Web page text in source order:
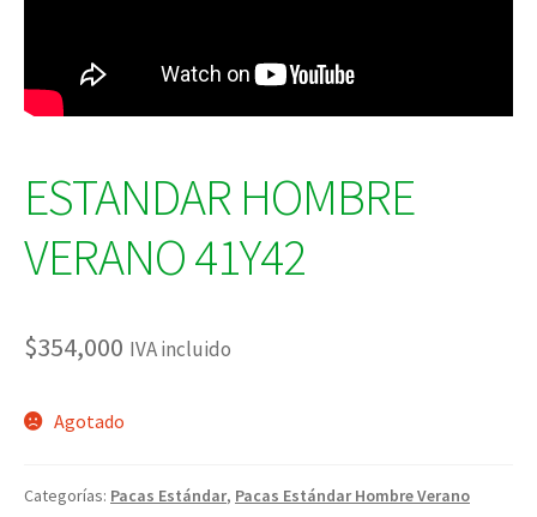
ESTANDAR HOMBRE
VERANO 41Y42
$354,000 IVA incluido
Agotado
Categorías: Pacas Estándar, Pacas Estándar Hombre Verano